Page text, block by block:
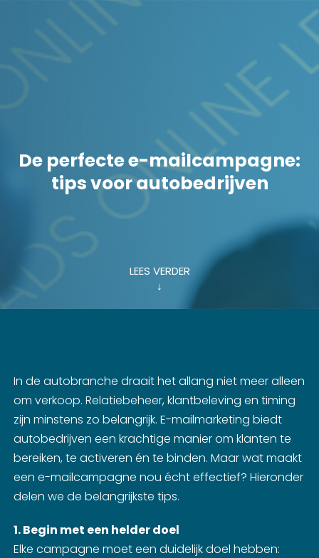
De perfecte e-mailcampagne:
tips voor autobedrijven
LEES VERDER
↓
In de autobranche draait het allang niet meer alleen
om verkoop. Relatiebeheer, klantbeleving en timing
zijn minstens zo belangrijk. E-mailmarketing biedt
autobedrijven een krachtige manier om klanten te
bereiken, te activeren én te binden. Maar wat maakt
een e-mailcampagne nou écht effectief? Hieronder
delen we de belangrijkste tips.
1. Begin met een helder doel
Elke campagne moet een duidelijk doel hebben: